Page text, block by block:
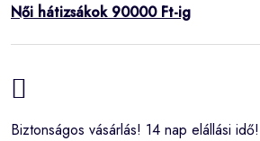
Női hátizsákok 90000 Ft-ig
Biztonságos vásárlás! 14 nap elállási idő!